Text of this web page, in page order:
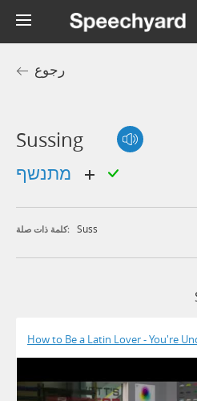
رجوع
Sussing
كلمة ذات صلة: Suss
How to Be a Latin Lover - You're